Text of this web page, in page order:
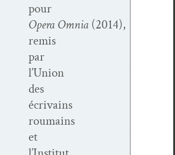
pour
Opera Omnia (2014),
remis
par
l’Union
des
écrivains
roumains
et